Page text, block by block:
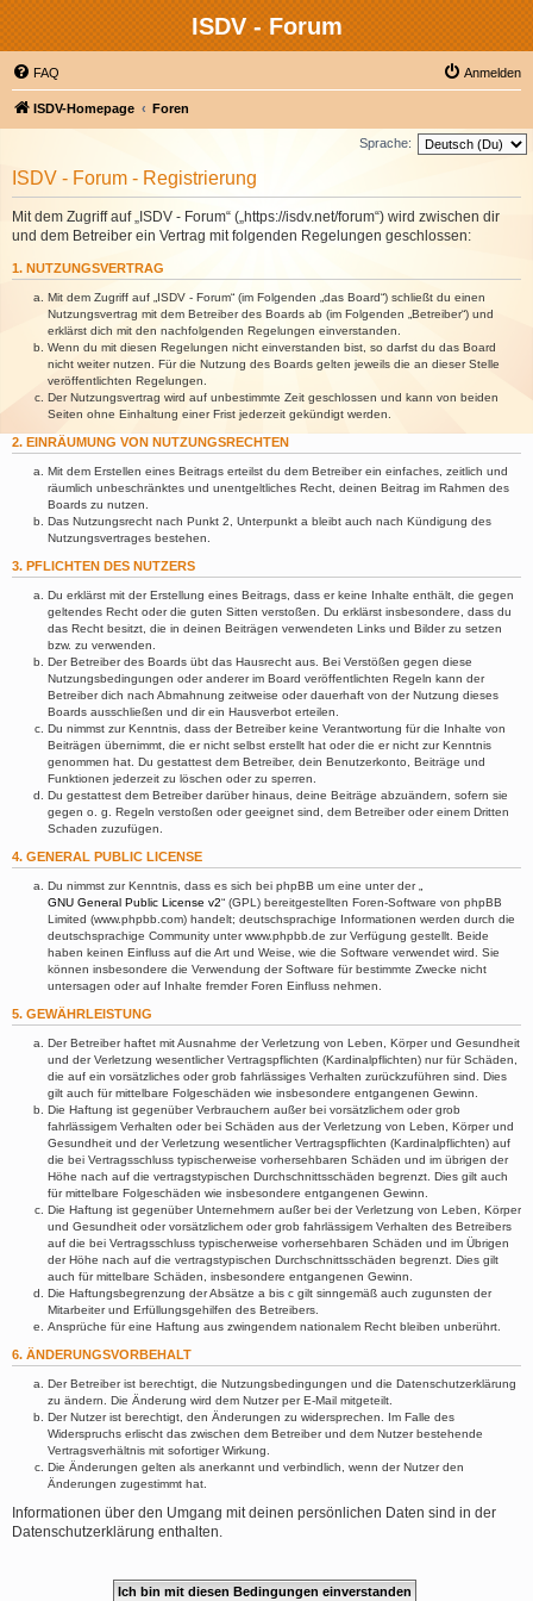
ISDV - Forum
FAQ Anmelden
ISDV-Homepage Foren
Sprache:
ISDV - Forum - Registrierung
Mit dem Zugriff auf „ISDV - Forum“ („https://isdv.net/forum“) wird zwischen dir
und dem Betreiber ein Vertrag mit folgenden Regelungen geschlossen:
1. NUTZUNGSVERTRAG
Mit dem Zugriff auf „ISDV - Forum“ (im Folgenden „das Board“) schließt du einen
Nutzungsvertrag mit dem Betreiber des Boards ab (im Folgenden „Betreiber“) und
erklärst dich mit den nachfolgenden Regelungen einverstanden.
Wenn du mit diesen Regelungen nicht einverstanden bist, so darfst du das Board
nicht weiter nutzen. Für die Nutzung des Boards gelten jeweils die an dieser Stelle
veröffentlichten Regelungen.
Der Nutzungsvertrag wird auf unbestimmte Zeit geschlossen und kann von beiden
Seiten ohne Einhaltung einer Frist jederzeit gekündigt werden.
2. EINRÄUMUNG VON NUTZUNGSRECHTEN
Mit dem Erstellen eines Beitrags erteilst du dem Betreiber ein einfaches, zeitlich und
räumlich unbeschränktes und unentgeltliches Recht, deinen Beitrag im Rahmen des
Boards zu nutzen.
Das Nutzungsrecht nach Punkt 2, Unterpunkt a bleibt auch nach Kündigung des
Nutzungsvertrages bestehen.
3. PFLICHTEN DES NUTZERS
Du erklärst mit der Erstellung eines Beitrags, dass er keine Inhalte enthält, die gegen
geltendes Recht oder die guten Sitten verstoßen. Du erklärst insbesondere, dass du
das Recht besitzt, die in deinen Beiträgen verwendeten Links und Bilder zu setzen
bzw. zu verwenden.
Der Betreiber des Boards übt das Hausrecht aus. Bei Verstößen gegen diese
Nutzungsbedingungen oder anderer im Board veröffentlichten Regeln kann der
Betreiber dich nach Abmahnung zeitweise oder dauerhaft von der Nutzung dieses
Boards ausschließen und dir ein Hausverbot erteilen.
Du nimmst zur Kenntnis, dass der Betreiber keine Verantwortung für die Inhalte von
Beiträgen übernimmt, die er nicht selbst erstellt hat oder die er nicht zur Kenntnis
genommen hat. Du gestattest dem Betreiber, dein Benutzerkonto, Beiträge und
Funktionen jederzeit zu löschen oder zu sperren.
Du gestattest dem Betreiber darüber hinaus, deine Beiträge abzuändern, sofern sie
gegen o. g. Regeln verstoßen oder geeignet sind, dem Betreiber oder einem Dritten
Schaden zuzufügen.
4. GENERAL PUBLIC LICENSE
Du nimmst zur Kenntnis, dass es sich bei phpBB um eine unter der „
GNU General Public License v2“ (GPL) bereitgestellten Foren-Software von phpBB
Limited (www.phpbb.com) handelt; deutschsprachige Informationen werden durch die
deutschsprachige Community unter www.phpbb.de zur Verfügung gestellt. Beide
haben keinen Einfluss auf die Art und Weise, wie die Software verwendet wird. Sie
können insbesondere die Verwendung der Software für bestimmte Zwecke nicht
untersagen oder auf Inhalte fremder Foren Einfluss nehmen.
5. GEWÄHRLEISTUNG
Der Betreiber haftet mit Ausnahme der Verletzung von Leben, Körper und Gesundheit
und der Verletzung wesentlicher Vertragspflichten (Kardinalpflichten) nur für Schäden,
die auf ein vorsätzliches oder grob fahrlässiges Verhalten zurückzuführen sind. Dies
gilt auch für mittelbare Folgeschäden wie insbesondere entgangenen Gewinn.
Die Haftung ist gegenüber Verbrauchern außer bei vorsätzlichem oder grob
fahrlässigem Verhalten oder bei Schäden aus der Verletzung von Leben, Körper und
Gesundheit und der Verletzung wesentlicher Vertragspflichten (Kardinalpflichten) auf
die bei Vertragsschluss typischerweise vorhersehbaren Schäden und im übrigen der
Höhe nach auf die vertragstypischen Durchschnittsschäden begrenzt. Dies gilt auch
für mittelbare Folgeschäden wie insbesondere entgangenen Gewinn.
Die Haftung ist gegenüber Unternehmern außer bei der Verletzung von Leben, Körper
und Gesundheit oder vorsätzlichem oder grob fahrlässigem Verhalten des Betreibers
auf die bei Vertragsschluss typischerweise vorhersehbaren Schäden und im Übrigen
der Höhe nach auf die vertragstypischen Durchschnittsschäden begrenzt. Dies gilt
auch für mittelbare Schäden, insbesondere entgangenen Gewinn.
Die Haftungsbegrenzung der Absätze a bis c gilt sinngemäß auch zugunsten der
Mitarbeiter und Erfüllungsgehilfen des Betreibers.
Ansprüche für eine Haftung aus zwingendem nationalem Recht bleiben unberührt.
6. ÄNDERUNGSVORBEHALT
Der Betreiber ist berechtigt, die Nutzungsbedingungen und die Datenschutzerklärung
zu ändern. Die Änderung wird dem Nutzer per E-Mail mitgeteilt.
Der Nutzer ist berechtigt, den Änderungen zu widersprechen. Im Falle des
Widerspruchs erlischt das zwischen dem Betreiber und dem Nutzer bestehende
Vertragsverhältnis mit sofortiger Wirkung.
Die Änderungen gelten als anerkannt und verbindlich, wenn der Nutzer den
Änderungen zugestimmt hat.
Informationen über den Umgang mit deinen persönlichen Daten sind in der
Datenschutzerklärung enthalten.